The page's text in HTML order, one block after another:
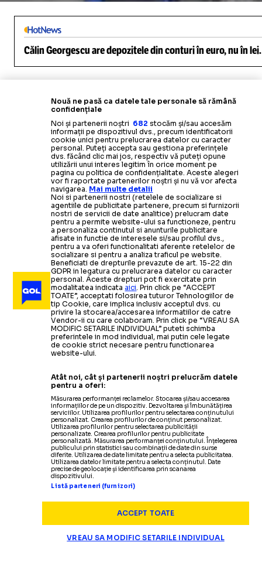
Călin Georgescu are depozitele din conturi în euro, nu în
paris-roubaix
Știrile zilei din sport
Nouă ne pasă ca datele tale personale să rămână
confidențiale
Noi și partenerii noștri 682 stocăm și/sau accesăm
informații pe dispozitivul dvs., precum identificatorii
cookie unici pentru prelucrarea datelor cu caracter
personal. Puteți accepta sau gestiona preferințele
dvs. făcând clic mai jos, respectiv vă puteți opune
utilizării unui interes legitim în orice moment pe
pagina cu politica de confidențialitate. Aceste alegeri
vor fi raportate partenerilor noștri și nu vă vor afecta
navigarea. Mai multe detalii
Noi si partenerii nostri (retelele de socializare si
agentiile de publicitate partenere, precum si furnizorii
nostri de servicii de date analitice) prelucram date
pentru a permite website-ului sa functioneze, pentru
a personaliza continutul si anunturile publicitare
afisate in functie de interesele si/sau profilul dvs.,
pentru a va oferi functionalitati aferente retelelor de
socializare si pentru a analiza traficul pe website.
Beneficiati de drepturile prevazute de art. 15-22 din
GDPR in legatura cu prelucrarea datelor cu caracter
personal. Aceste drepturi pot fi exercitate prin
modalitatea indicataaici. Prin click pe “ACCEPT
TOATE”, acceptati folosirea tuturor Tehnologiilor de
tip Cookie, care implica inclusiv acceptul dvs. cu
privire la stocarea/accesarea informatiilor de catre
Vendor-ii cu care colaboram. Prin click pe “VREAU SA
MODIFIC SETARILE INDIVIDUAL” puteti schimba
preferintele in mod individual, mai putin cele legate
de cookie strict necesare pentru functionarea
website-ului.
Atât noi, cât și partenerii noștri prelucrăm datele
pentru a oferi:
Măsurarea performanței reclamelor. Stocarea și/sau accesarea
informațiilor de pe un dispozitiv. Dezvoltarea și îmbunătățirea
serviciilor. Utilizarea profilurilor pentru selectarea conținutului
personalizat. Crearea profilurilor de conținut personalizat.
Utilizarea profilurilor pentru selectarea publicității
personalizate. Crearea profilurilor pentru publicitate
personalizată. Măsurarea performanței conținutului. Înțelegerea
publicului prin statistici sau combinații de date din surse
diferite. Utilizarea de date limitate pentru a selecta publicitatea.
Utilizarea datelor limitate pentru a selecta conținutul. Date
precise de geolocație și identificarea prin scanarea
dispozitivului.
Listă parteneri (furnizori)
ACCEPT TOATE
VREAU SA MODIFIC SETARILE INDIVIDUAL